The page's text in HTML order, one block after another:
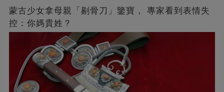
蒙古少女拿母親「剔骨刀」鑒寶， 專家看到表情失
控：你媽貴姓？